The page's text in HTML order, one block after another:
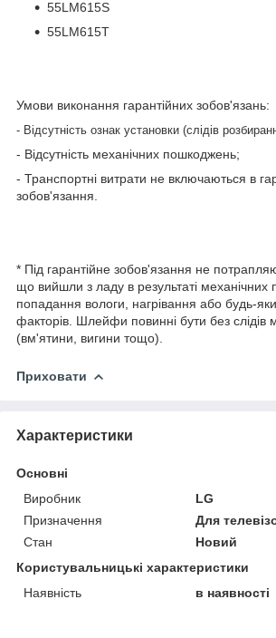
55LM615S
55LM615T
Умови виконання гарантійних зобов'язань:
- Відсутність ознак установки (слідів
- Відсутність механічних пошкоджень;
- Транспортні витрати не включаються в
зобов'язання.
* Під гарантійне зобов'язання не
що вийшли з ладу в результаті механічних
попадання вологи, нагрівання або будь-
факторів. Шлейфи повинні бути без слідів
(вм'ятини, вигини тощо).
Приховати
Характеристики
Основні
Виробник
LG
Призначення
Для
Стан
Новий
Користувальницькі характеристики
Наявність
в наявності